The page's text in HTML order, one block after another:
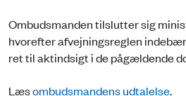
Ombudsmanden tilslutter sig
hvorefter afvejningsreglen
ret til aktindsigt i de pågældende
Læsombudsmandens udtalelse.